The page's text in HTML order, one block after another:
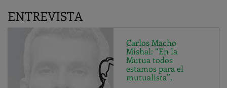
ENTREVISTA
Carlos Macho
Mishal: “En la
Mutua todos
estamos para el
mutualista”.